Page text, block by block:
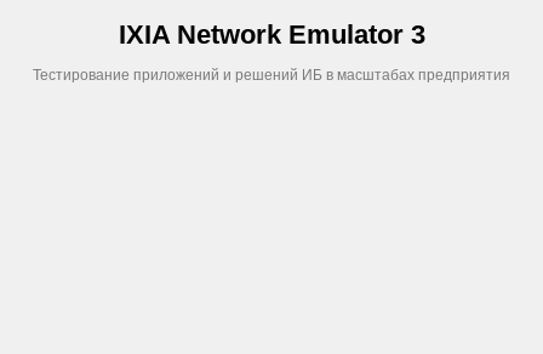
IXIA Network Emulator 3
Тестирование приложений и решений ИБ в масштабах предприятия